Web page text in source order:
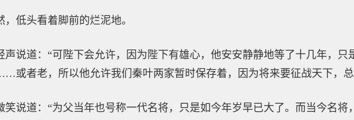
，低头看着脚前的烂泥地。
声说道：“可陛下会允许，因为陛下有雄心，他安安静静地等了十几年，只
或者老，所以他允许我们秦叶两家暂时保存着，因为将来要征战天下，
笑说道：“为父当年也号称一代名将，只是如今年岁早已大了。而当今名将